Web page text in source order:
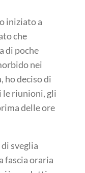
iniziato a
che
di poche
nei
ho deciso di
le riunioni, gli
delle ore
sveglia
fascia oraria